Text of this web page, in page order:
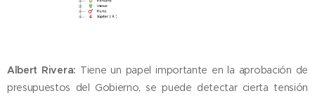
Albert Rivera: Tiene un papel importante en la aprobación de
presupuestos del Gobierno, se puede detectar cierta tensión